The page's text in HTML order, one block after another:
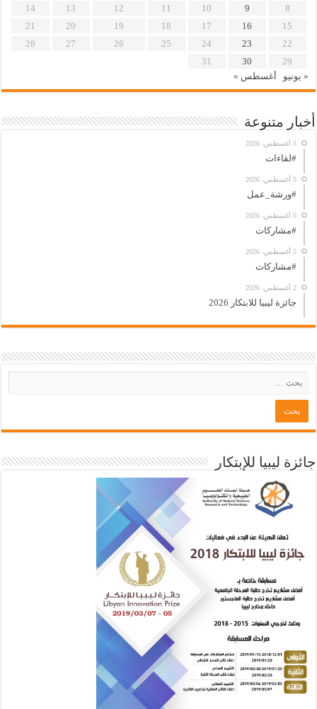
8
9
10
11
12
13
14
15
16
17
18
19
20
21
22
23
24
25
26
27
28
29
30
31
« يونيو
أغسطس »
أخبار متنوعة
5 أغسطس، 2026
#لقاءات
5 أغسطس، 2026
#ورشة_عمل
5 أغسطس، 2026
#مشاركات
5 أغسطس، 2026
#مشاركات
2 أغسطس، 2026
جائزة ليبيا للابتكار 2026
جائزة ليبيا للإبتكار